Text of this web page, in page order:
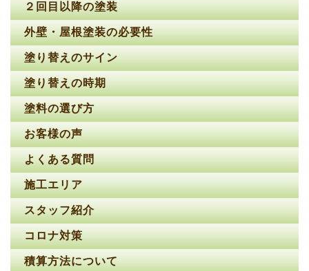
２回目以降の塗装
外壁・屋根塗装の必要性
塗り替えのサイン
塗り替えの時期
塗料の選び方
お客様の声
よくある質問
施工エリア
スタッフ紹介
コロナ対策
積算方法について